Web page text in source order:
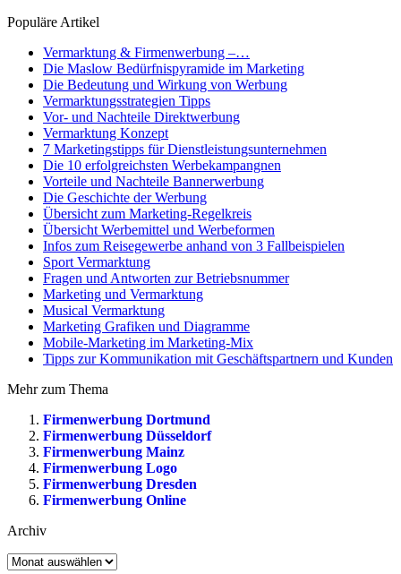
Populäre Artikel
Vermarktung & Firmenwerbung –…
Die Maslow Bedürfnispyramide im Marketing
Die Bedeutung und Wirkung von Werbung
Vermarktungsstrategien Tipps
Vor- und Nachteile Direktwerbung
Vermarktung Konzept
7 Marketingstipps für Dienstleistungsunternehmen
Die 10 erfolgreichsten Werbekampangnen
Vorteile und Nachteile Bannerwerbung
Die Geschichte der Werbung
Übersicht zum Marketing-Regelkreis
Übersicht Werbemittel und Werbeformen
Infos zum Reisegewerbe anhand von 3 Fallbeispielen
Sport Vermarktung
Fragen und Antworten zur Betriebsnummer
Marketing und Vermarktung
Musical Vermarktung
Marketing Grafiken und Diagramme
Mobile-Marketing im Marketing-Mix
Tipps zur Kommunikation mit Geschäftspartnern und Kunden
Mehr zum Thema
Firmenwerbung Dortmund
Firmenwerbung Düsseldorf
Firmenwerbung Mainz
Firmenwerbung Logo
Firmenwerbung Dresden
Firmenwerbung Online
Archiv
Archiv